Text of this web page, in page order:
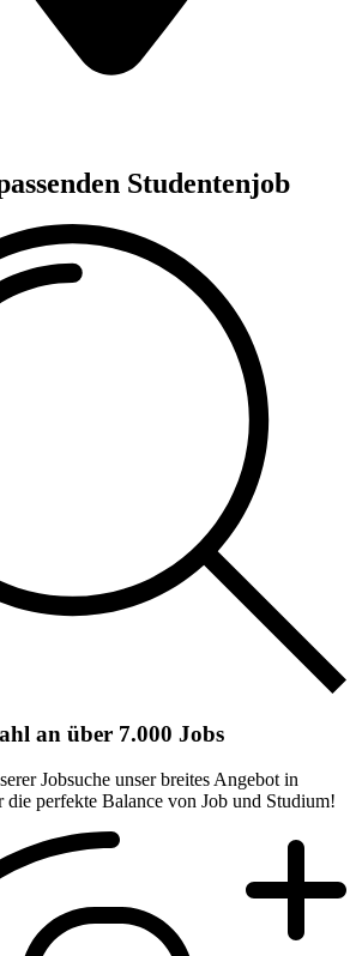
Studentenjob
an über 7.000 Jobs
Jobsuche unser breites Angebot in
die perfekte Balance von Job und Studium!